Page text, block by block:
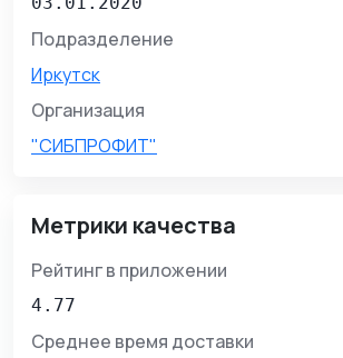
Подразделение
Иркутск
Организация
"СИБПРОФИТ"
Метрики качества
Рейтинг в приложении
4.77
Среднее время доставки